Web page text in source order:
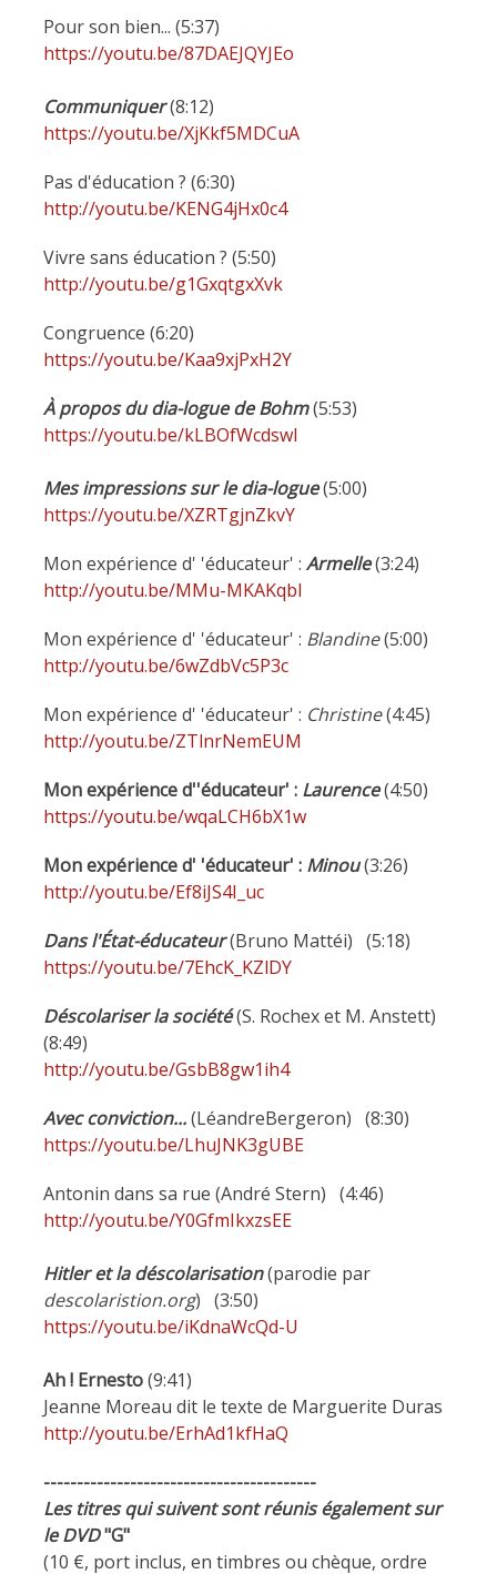
Pour son bien... (5:37)
https://youtu.be/87DAEJQYJEo
Communiquer(8:12)
https://youtu.be/XjKkf5MDCuA
Pas d'éducation ? (6:30)
http://youtu.be/KENG4jHx0c4
Vivre sans éducation ? (5:50)
http://youtu.be/g1GxqtgxXvk
Congruence (6:20)
https://youtu.be/Kaa9xjPxH2Y
À propos du dia-logue de Bohm(5:53)
https://youtu.be/kLBOfWcdswI
Mes impressions sur le dia-logue(5:00)
https://youtu.be/XZRTgjnZkvY
Mon expérience d' 'éducateur' : Armelle(3:24)
http://youtu.be/MMu-MKAKqbI
Mon expérience d' 'éducateur' : Blandine(5:00)
http://youtu.be/6wZdbVc5P3c
Mon expérience d' 'éducateur' : Christine(4:45)
http://youtu.be/ZTlnrNemEUM
Mon expérience d''éducateur' : Laurence(4:50)
https://youtu.be/wqaLCH6bX1w
Mon expérience d' 'éducateur' : Minou(3:26)
http://youtu.be/Ef8iJS4I_uc
Dans l'État-éducateur(Bruno Mattéi) (5:18)
https://youtu.be/7EhcK_KZlDY
Déscolariser la société(S. Rochex et M. Anstett)
(8:49)
http://youtu.be/GsbB8gw1ih4
Avec conviction...(LéandreBergeron) (8:30)
https://youtu.be/LhuJNK3gUBE
Antonin dans sa rue (André Stern) (4:46)
http://youtu.be/Y0GfmIkxzsEE
Hitler et la déscolarisation(parodie par
descolaristion.org) (3:50)
https://youtu.be/iKdnaWcQd-U
Ah ! Ernesto(9:41)
Jeanne Moreau dit le texte de Marguerite Duras
http://youtu.be/ErhAd1kfHaQ
-----------------------------------------
Les titres qui suivent sont réunis également sur
le DVD"G"
(10 €, port inclus, en timbres ou chèque, ordre